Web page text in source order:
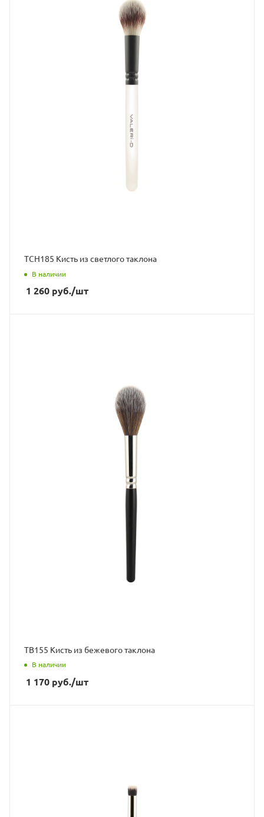
ТСН185 Кисть из светлого таклона
В наличии
1 260 руб./шт
ТВ155 Кисть из бежевого таклона
В наличии
1 170 руб./шт